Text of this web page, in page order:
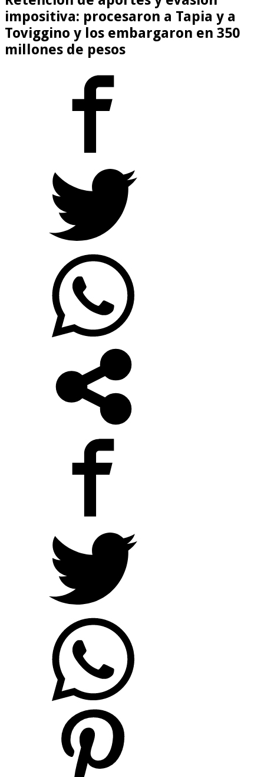
impositiva: procesaron a Tapia y a
Toviggino y los embargaron en 350
millones de pesos